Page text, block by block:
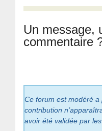
Un message,
commentaire
Ce forum est modéré a
contribution
avoir été validée par